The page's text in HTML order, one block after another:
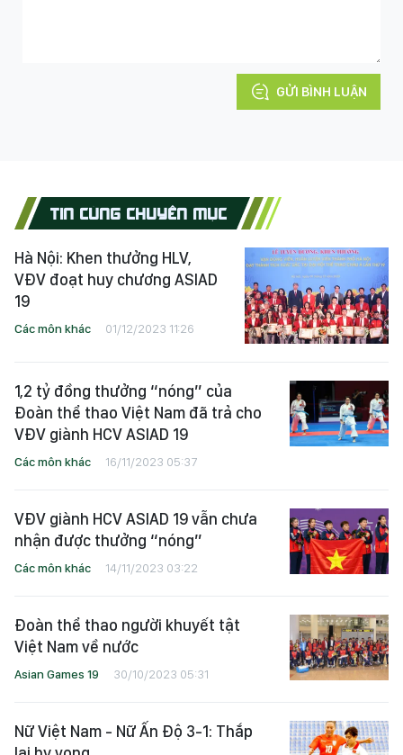
GỬI BÌNH LUẬN
TIN CÙNG CHUYÊN MỤC
Hà Nội: Khen thưởng HLV,
VĐV đoạt huy chương ASIAD
19
Các môn khác 01/12/2023 11:26
1,2 tỷ đồng thưởng “nóng” của
Đoàn thể thao Việt Nam đã trả cho
VĐV giành HCV ASIAD 19
Các môn khác 16/11/2023 05:37
VĐV giành HCV ASIAD 19 vẫn chưa
nhận được thưởng “nóng”
Các môn khác 14/11/2023 03:22
Đoàn thể thao người khuyết tật
Việt Nam về nước
Asian Games 19 30/10/2023 05:31
Nữ Việt Nam - Nữ Ấn Độ 3-1: Thắp